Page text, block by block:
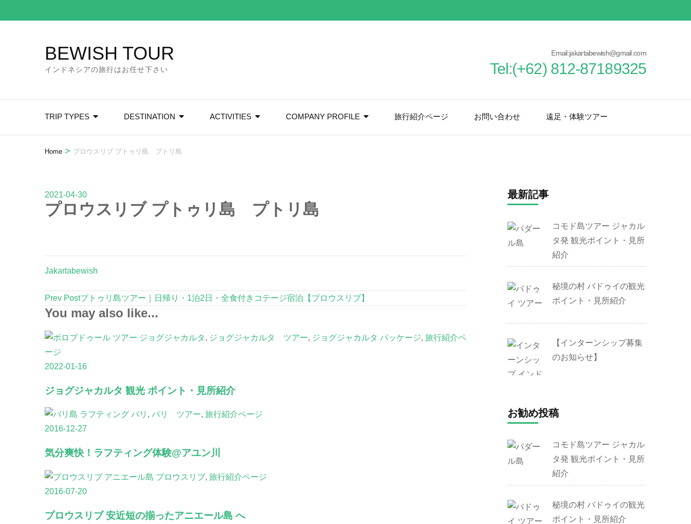
to
BEWISH TOUR
インドネシアの旅行はお任せ下さい
Email:jakartabewish@gmail.com
Tel:(+62) 812-87189325
TRIP TYPES DESTINATION ACTIVITIES COMPANY PROFILE 旅行紹介ページ お問い合わせ 遠足・体験ツアー
Home > プロウスリブ プトゥリ島 プトリ島
2021-04-30
プロウスリブ プトゥリ島 プトリ島
Jakartabewish
Post
Navigation
Prev Postプトゥリ島ツアー｜日帰り・1泊2日・全食付きコテージ宿泊【プロウスリブ】
You may also like...
ジョグジャカルタ, ジョグジャカルタ ツアー, ジョグジャカルタ パッケージ, 旅行紹介ペ
ージ
2022-01-16
ジョグジャカルタ 観光 ポイント・見所紹介
バリ , バリ ツアー, 旅行紹介ページ
2016-12-27
気分爽快！ラフティング体験@アユン川
プロウスリブ, 旅行紹介ページ
2016-07-20
プロウスリブ 安近短の揃ったアニエール島 へ
最新記事
コモド島ツアー ジャカル
タ発 観光ポイント・見所
紹介
秘境の村 バドゥイの観光
ポイント・見所紹介
【インターンシップ募集
のお知らせ】
お勧め投稿
コモド島ツアー ジャカル
タ発 観光ポイント・見所
紹介
秘境の村 バドゥイの観光
ポイント・見所紹介